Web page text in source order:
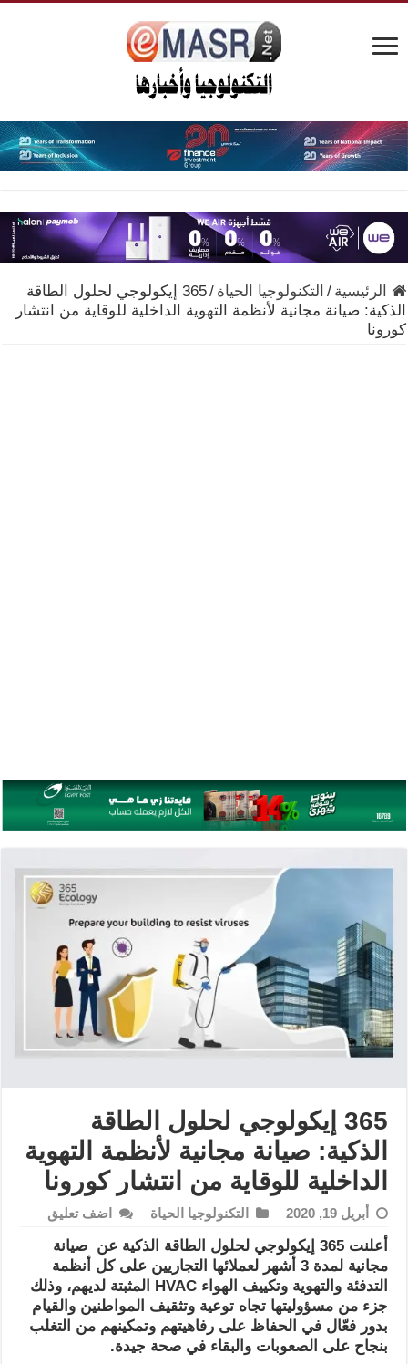
الرئيسية / التكنولوجيا الحياة /
365 إيكولوجي لحلول الطاقة
الذكية: صيانة مجانية لأنظمة التهوية الداخلية للوقاية من انتشار
كورونا
365 إيكولوجي لحلول الطاقة
الذكية: صيانة مجانية لأنظمة التهوية
الداخلية للوقاية من انتشار كورونا
أبريل 19, 2020 التكنولوجيا الحياة اضف تعليق
أعلنت 365 إيكولوجي لحلول الطاقة الذكيةعن
صيانة
مجانية لمدة 3 أشهر لعملائها التجاريين على كل أنظمة
التدفئة والتهوية وتكييف الهواء HVAC
المثبتة لديهم، وذلك
جزء من مسؤوليتها تجاه توعية وتثقيف المواطنين والقيام
بدور فعّال في الحفاظ على رفاهيتهم وتمكينهم من التغلب
بنجاح على الصعوبات والبقاء في صحة جيدة.